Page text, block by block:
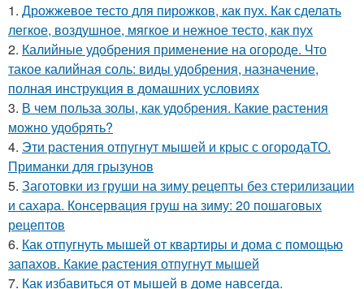
1. Дрожжевое тесто для пирожков, как пух. Как сделать
легкое, воздушное, мягкое и нежное тесто, как пух
2. Калийные удобрения применение на огороде. Что
такое калийная соль: виды удобрения, назначение,
полная инструкция в домашних условиях
3. В чем польза золы, как удобрения. Какие растения
можно удобрять?
4. Эти растения отпугнут мышей и крыс с огородаТО.
Приманки для грызунов
5. Заготовки из груши на зиму рецепты без стерилизации
и сахара. Консервация груш на зиму: 20 пошаговых
рецептов
6. Как отпугнуть мышей от квартиры и дома с помощью
запахов. Какие растения отпугнут мышей
7. Как избавиться от мышей в доме навсегда.